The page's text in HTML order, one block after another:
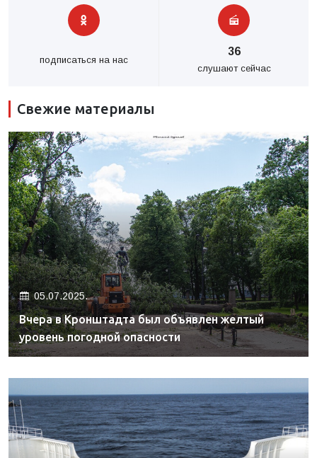
подписаться на нас
36
слушают сейчас
Свежие материалы
05.07.2025.
Вчера в Кронштадта был объявлен желтый
уровень погодной опасности